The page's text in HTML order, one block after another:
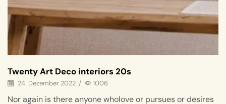
Twenty Art Deco interiors 20s
24. Dezember 2022 / 1006
Nor again is there anyone wholove or pursues or desires